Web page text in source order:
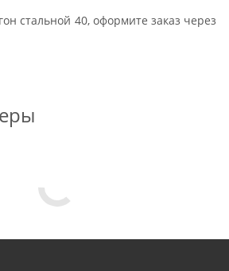
стальной 40, оформите заказ через